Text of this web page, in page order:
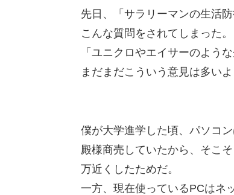
先日、「サラリーマンの生活
こんな質問をされてしまった。
「ユニクロやエイサーのよう
まだまだこういう意見は多いよ
僕が大学進学した頃、パソコ
殿様商売していたから、そこ
万近くしたためだ。
一方、現在使っているPCはネ